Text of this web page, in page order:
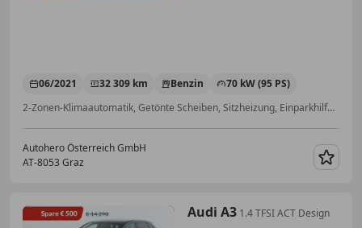
06/2021 32 309 km Benzin
70 kW (95 PS)
2-Zonen-Klimaautomatik, Getönte Scheiben, Sitzheizung, Einparkhilfe Sensoren hinten, Notbremsassistent, Alufelgen, Spurhalteassistent, Freisprecheinrichtung
Autohero Österreich GmbH
AT-8053 Graz
Audi A3 1.4 TFSI ACT Design